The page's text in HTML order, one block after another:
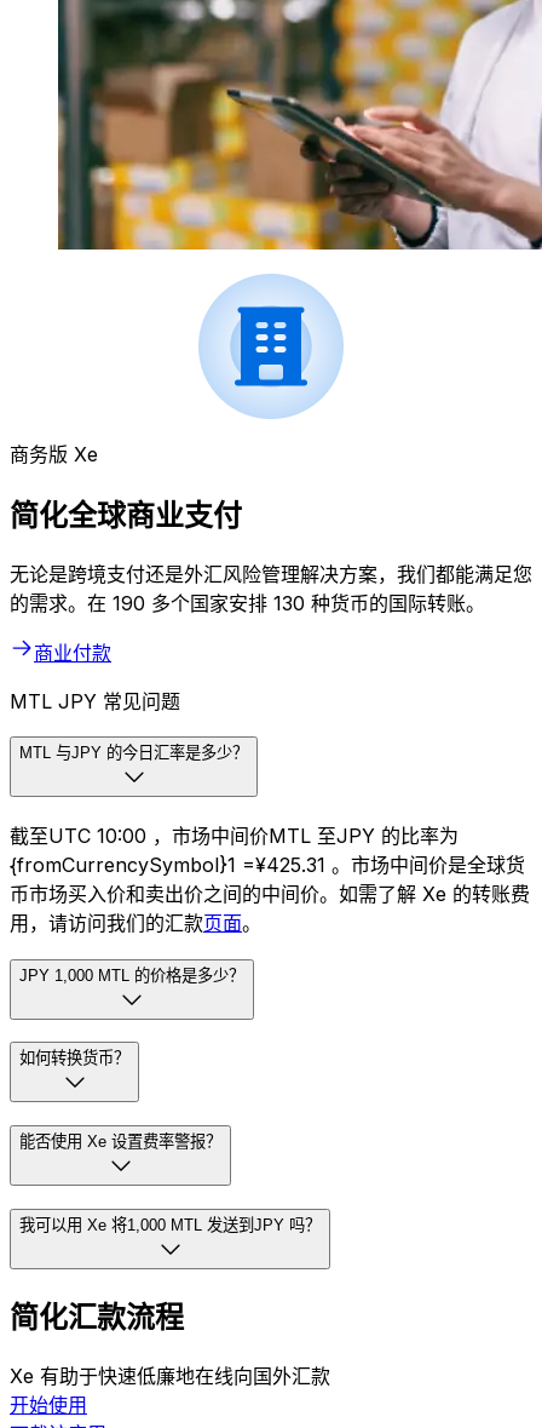
商务版 Xe
简化全球商业支付
无论是跨境支付还是外汇风险管理解决方案，我们都能满足您
的需求。在 190 多个国家安排 130 种货币的国际转账。
商业付款
MTL JPY 常见问题
MTL 与JPY 的今日汇率是多少？
截至UTC 10:00 ，市场中间价MTL 至JPY 的比率为
{fromCurrencySymbol}1 =¥425.31 。市场中间价是全球货
币市场买入价和卖出价之间的中间价。如需了解 Xe 的转账费
用，请访问我们的汇款页面。
JPY 1,000 MTL 的价格是多少？
如何转换货币？
能否使用 Xe 设置费率警报？
我可以用 Xe 将1,000 MTL 发送到JPY 吗？
简化汇款流程
Xe 有助于快速低廉地在线向国外汇款
开始使用